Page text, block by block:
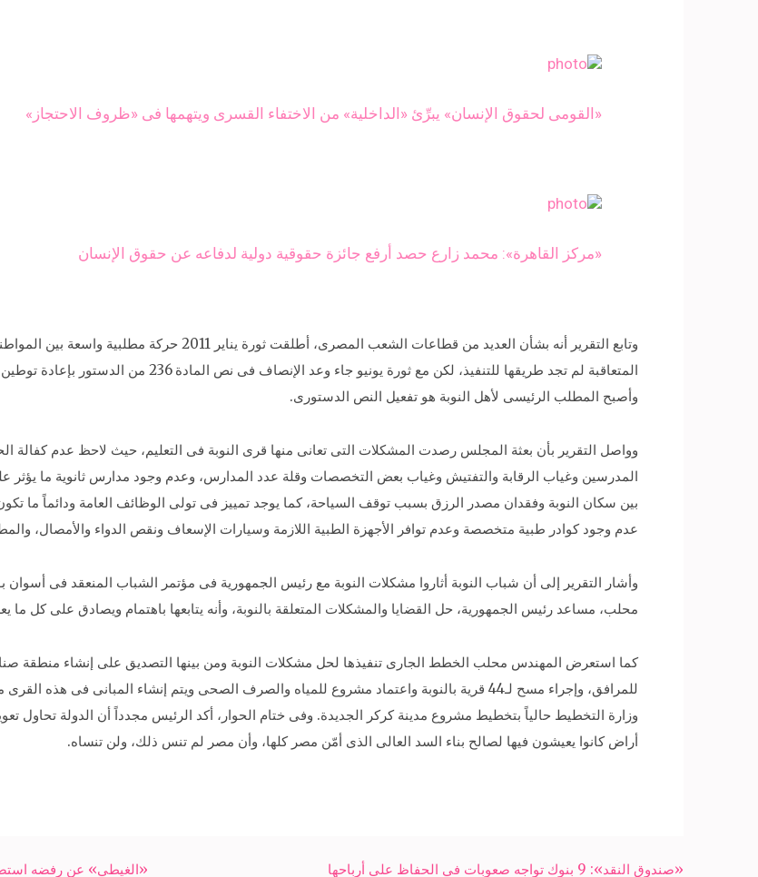
«القومى لحقوق الإنسان» يبرِّئ «الداخلية» من الاختفاء القسرى ويتهمها فى «ظروف الاحتجاز»
«مركز القاهرة»: محمد زارع حصد أرفع جائزة حقوقية دولية لدفاعه عن حقوق الإنسان
وتابع التقرير أنه بشأن العديد من قطاعات الشعب المصرى،
وأصبح المطلب الرئيسى لأهل النوبة هو تفعيل النص الدستورى.
وواصل التقرير بأن بعثة المجلس رصدت المشكلات التى تعانى منها قرى النوبة فى التعليم، حيث لاحظ عدم كفالة
المدرسين وغياب الرقابة والتفتيش وغياب بعض التخصصات وقلة عدد المدارس، وعدم وجود مدارس ثانوية ما يؤثر
بين سكان النوبة وفقدان مصدر الرزق بسبب توقف السياحة، كما يوجد تمييز فى تولى الوظائف العامة ودائماً ما
عدم وجود كوادر طبية متخصصة وعدم توافر الأجهزة الطبية اللازمة وسيارات الإسعاف ونقص الدواء والأمصال،
محلب، مساعد رئيس الجمهورية، حل القضايا والمشكلات المتعلقة بالنوبة، وأنه يتابعها باهتمام ويصادق على كل
للمرافق، وإجراء مسح لـ44 قرية بالنوبة واعتماد مشروع للمياه والصرف الصحى ويتم إنشاء المبانى
وزارة التخطيط حالياً بتخطيط مشروع مدينة كركر الجديدة. وفى ختام الحوار، أكد الرئيس مجدداً أن الدولة تحاول
أراض كانوا يعيشون فيها لصالح بناء السد العالى الذى أمّن مصر كلها، وأن مصر لم تنس ذلك، ولن تنساه.
Post «الغيطي» عن رفضه «صندوق النقد»: 9 بنوك تواجه صعوبات في الحفاظ على أرباحها